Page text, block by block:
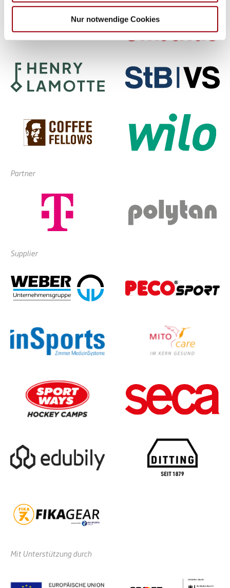
weiteren Daten zusammen, die Sie ihnen bereitgestellt
haben oder die sie im Rahmen Ihrer Nutzung der Dienste
Nur notwendige Cookies
Partner
Supplier
Mit Unterstützung durch